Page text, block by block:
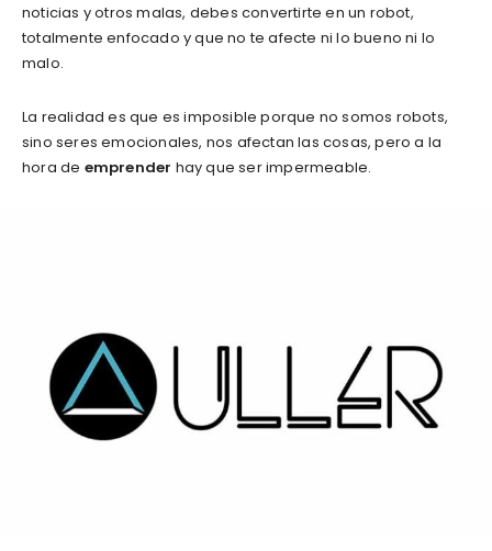
noticias y otros malas, debes convertirte en un robot,
totalmente enfocado y que no te afecte ni lo bueno ni lo
malo.
La realidad es que es imposible porque no somos robots,
sino seres emocionales, nos afectan las cosas, pero a la
hora de emprender hay que ser impermeable.